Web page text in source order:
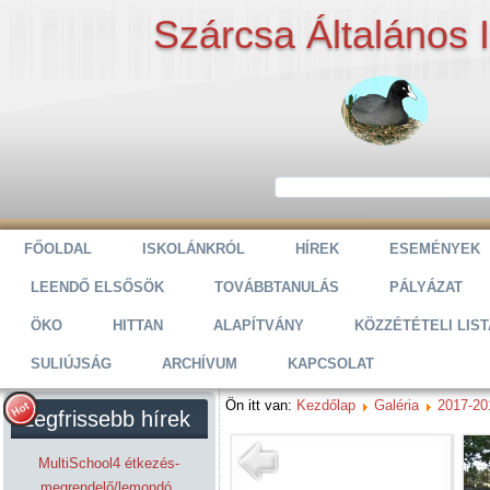
Szárcsa Általános
FŐOLDAL ISKOLÁNKRÓL HÍREK ESEMÉNYEK
LEENDŐ ELSŐSÖK TOVÁBBTANULÁS PÁLYÁZAT
ÖKO HITTAN ALAPÍTVÁNY KÖZZÉTÉTELI
SULIÚJSÁG ARCHÍVUM KAPCSOLAT
Legfrissebb hírek
MultiSchool4 étkezés-
Ön itt van: Kezdőlap Galéria 2017-